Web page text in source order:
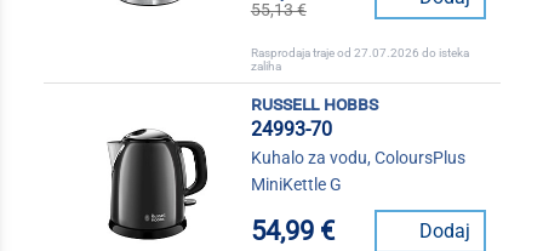
55,13 €
Rasprodaja traje od 27.07.2026 do isteka
zaliha
russell hobbs
24993-70
Kuhalo za vodu, ColoursPlus
MiniKettle G
54,99 € Dodaj